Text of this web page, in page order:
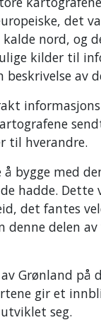
det
nord, og
kilder til
beskrivelse av
til hverandre.
å bygge med
hadde. Dette
det fantes
denne delen av
Grønland på
gir et
seg.